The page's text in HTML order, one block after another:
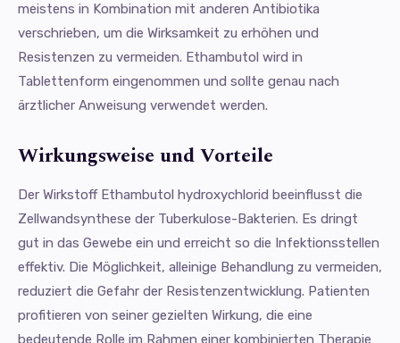
meistens in Kombination mit anderen Antibiotika
verschrieben, um die Wirksamkeit zu erhöhen und
Resistenzen zu vermeiden. Ethambutol wird in
Tablettenform eingenommen und sollte genau nach
ärztlicher Anweisung verwendet werden.
Wirkungsweise und Vorteile
Der Wirkstoff Ethambutol hydroxychlorid beeinflusst die
Zellwandsynthese der Tuberkulose-Bakterien. Es dringt
gut in das Gewebe ein und erreicht so die Infektionsstellen
effektiv. Die Möglichkeit, alleinige Behandlung zu vermeiden,
reduziert die Gefahr der Resistenzentwicklung. Patienten
profitieren von seiner gezielten Wirkung, die eine